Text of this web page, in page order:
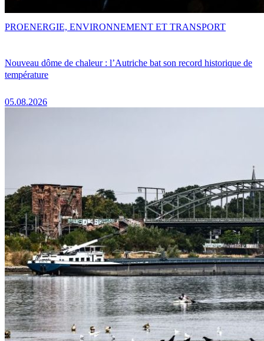
Nouveau dôme de chaleur : l’Autriche bat son record historique de
température
05.08.2026
PROENERGIE, ENVIRONNEMENT ET TRANSPORT